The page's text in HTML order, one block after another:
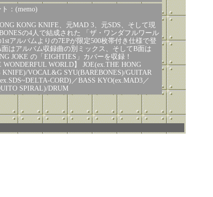
：(memo)
KONG KNIFE、元MAD 3、元SDS、そして現
の4人で結成された 「ザ・ワンダフルワール
1stアルバムよりの7EPが限定500枚帯付き仕様で登
はアルバム収録曲の別ミックス、そしてB面は
JOKE の「EIGHTIES」カバーを収録！
WONDERFUL WORLD】 JOE(ex.THE HONG
KNIFE)/VOCAL&G SYU(BAREBONES)/GUITAR
CORD)／BASS KYO(ex.MAD3／
SPIRAL)/DRUM